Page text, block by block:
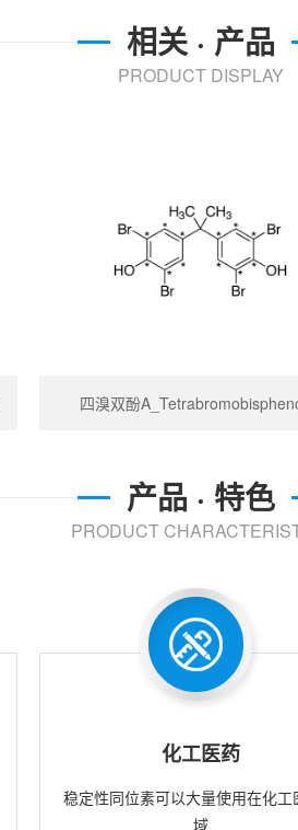
相关 · 产品
PRODUCT DISPLAY
四溴双酚
产品 · 特色
PRODUCT
化工医药
稳定性同位素可以大量使用在化工
域